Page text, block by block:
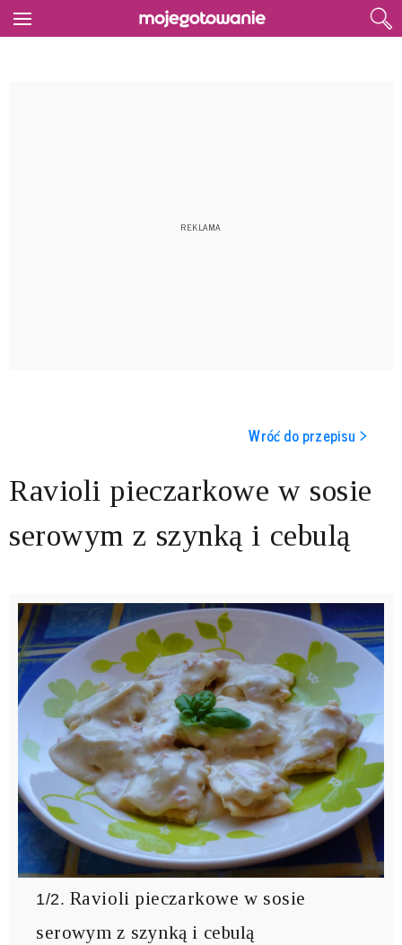
Wróć do przepisu >
Ravioli pieczarkowe w sosie
serowym z szynką i cebulą
1/2. Ravioli pieczarkowe w sosie
serowym z szynką i cebulą